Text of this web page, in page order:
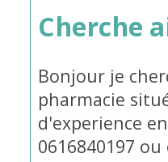
Cherche
Bonjour je
pharmacie
d'experience
0616840197